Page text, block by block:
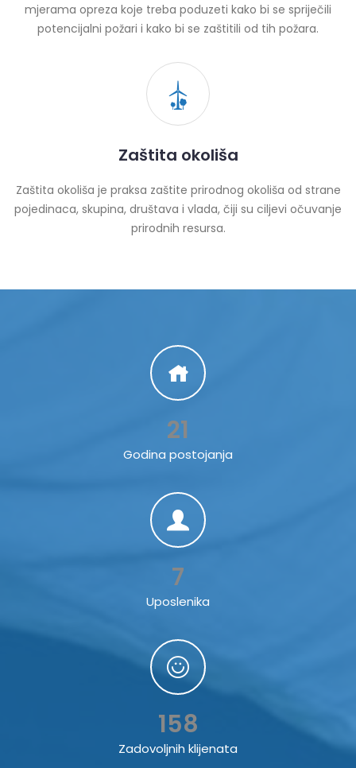
mjerama opreza koje treba poduzeti kako bi se spriječili
potencijalni požari i kako bi se zaštitili od tih požara.
Zaštita okoliša
Zaštita okoliša je praksa zaštite prirodnog okoliša od strane
pojedinaca, skupina, društava i vlada, čiji su ciljevi očuvanje
prirodnih resursa.
21
Godina postojanja
7
Uposlenika
158
Zadovoljnih klijenata